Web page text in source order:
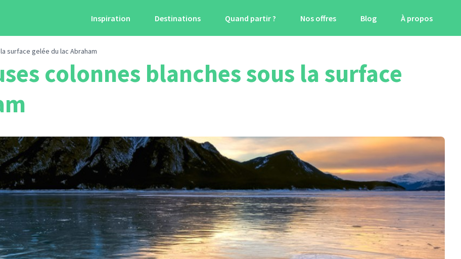
Inspiration Destinations Quand partir ? Nos offres Blog À propos
surface gelée du lac Abraham
colonnes blanches sous la surface